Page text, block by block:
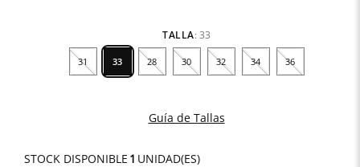
TALLA: 33
28 30
31 32
33 34 36
Guía de Tallas
STOCK DISPONIBLE 1 UNIDAD(ES)